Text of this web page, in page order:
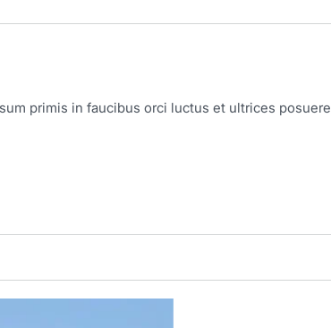
primis in faucibus orci luctus et ultrices posuere